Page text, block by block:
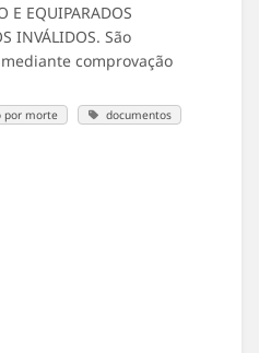
E EQUIPARADOS
INVÁLIDOS. São
comprovação
por morte
documentos